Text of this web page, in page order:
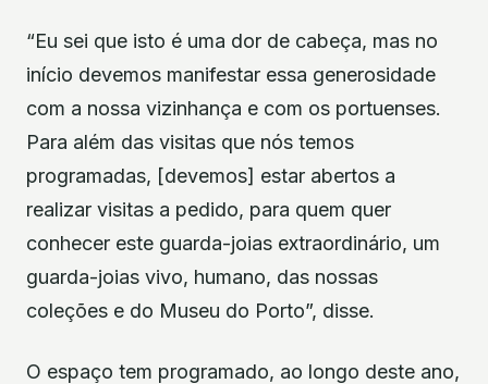
“Eu sei que isto é uma dor de cabeça, mas no
início devemos manifestar essa generosidade
com a nossa vizinhança e com os portuenses.
Para além das visitas que nós temos
programadas, [devemos] estar abertos a
realizar visitas a pedido, para quem quer
conhecer este guarda-joias extraordinário, um
guarda-joias vivo, humano, das nossas
coleções e do Museu do Porto”, disse.
O espaço tem programado, ao longo deste ano,